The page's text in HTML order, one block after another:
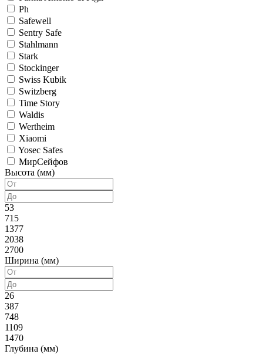
Ph
Safewell
Sentry Safe
Stahlmann
Stark
Stockinger
Swiss Kubik
Switzberg
Time Story
Waldis
Wertheim
Xiaomi
Yosec Safes
МирСейфов
Высота (мм)
53
715
1377
2038
2700
Ширина (мм)
26
387
748
1109
1470
Глубина (мм)